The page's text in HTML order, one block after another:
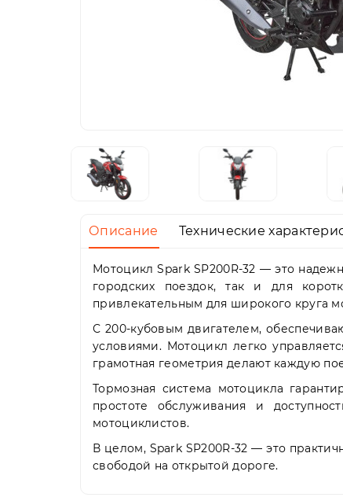
Описание Технические
Мотоцикл Spark SP200R-32 — это
городских поездок, так и для
привлекательным для широкого круга
С 200-кубовым двигателем,
условиями. Мотоцикл легко
грамотная геометрия делают каждую
Тормозная система мотоцикла
простоте обслуживания и
мотоциклистов.
В целом, Spark SP200R-32 — это
свободой на открытой дороге.